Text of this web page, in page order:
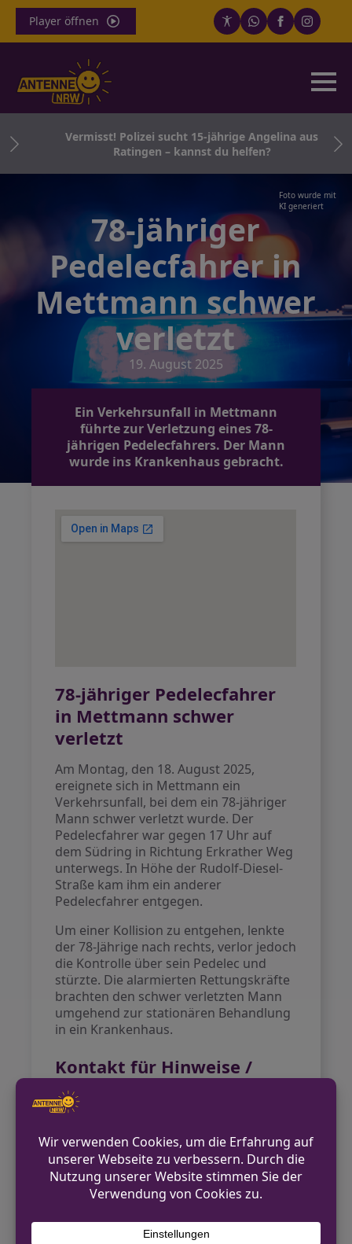
Player öffnen
Vermisst! Polizei sucht 15-jährige Angelina aus
Ratingen – kannst du helfen?
Foto wurde mit
KI generiert
78-jähriger
Pedelecfahrer in
Mettmann schwer
verletzt
19. August 2025
Ein Verkehrsunfall in Mettmann
führte zur Verletzung eines 78-
jährigen Pedelecfahrers. Der Mann
wurde ins Krankenhaus gebracht.
78-jähriger Pedelecfahrer
in Mettmann schwer
verletzt
Am Montag, den 18. August 2025,
ereignete sich in Mettmann ein
Verkehrsunfall, bei dem ein 78-jähriger
Mann schwer verletzt wurde. Der
Pedelecfahrer war gegen 17 Uhr auf
dem Südring in Richtung Erkrather Weg
unterwegs. In Höhe der Rudolf-Diesel-
Straße kam ihm ein anderer
Pedelecfahrer entgegen.
Um einer Kollision zu entgehen, lenkte
der 78-Jährige nach rechts, verlor jedoch
die Kontrolle über sein Pedelec und
stürzte. Die alarmierten Rettungskräfte
brachten den schwer verletzten Mann
umgehend zur stationären Behandlung
in ein Krankenhaus.
Kontakt für Hinweise /
Pressestelle
02104 982-1010
pressestelle.mettmann@polizei.nrw.de
https://mettmann.polizei.nrw/
VORHERIGER BEITRAG